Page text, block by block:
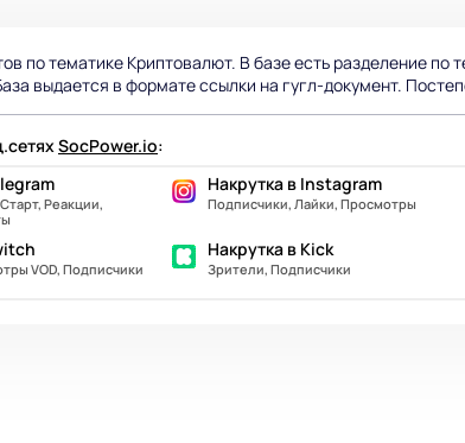
по тематике Криптовалют. В базе есть разделение
выдается в формате ссылки на гугл-документ.
SocPower.io:
Реакции,
Накрутка в Instagram
Подписчики, Лайки, Просмотры
VOD, Подписчики
Накрутка в Kick
Зрители, Подписчики